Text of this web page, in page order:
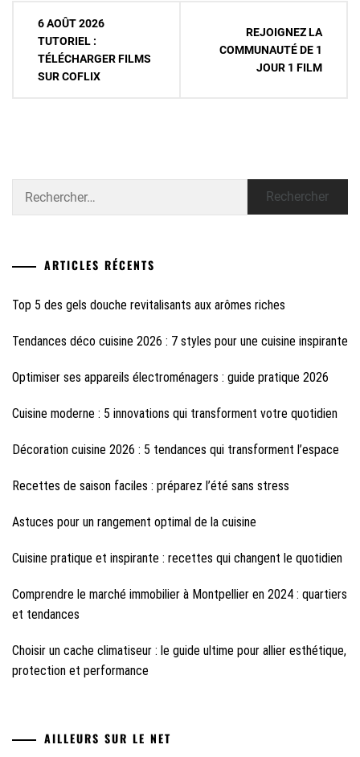
Navigation
l’article
6 AOÛT 2026
TUTORIEL :
TÉLÉCHARGER FILMS
SUR COFLIX
REJOIGNEZ LA
COMMUNAUTÉ DE 1
JOUR 1 FILM
ARTICLES RÉCENTS
Top 5 des gels douche revitalisants aux arômes riches
Tendances déco cuisine 2026 : 7 styles pour une cuisine inspirante
Optimiser ses appareils électroménagers : guide pratique 2026
Cuisine moderne : 5 innovations qui transforment votre quotidien
Décoration cuisine 2026 : 5 tendances qui transforment l’espace
Recettes de saison faciles : préparez l’été sans stress
Astuces pour un rangement optimal de la cuisine
Cuisine pratique et inspirante : recettes qui changent le quotidien
Comprendre le marché immobilier à Montpellier en 2024 : quartiers
et tendances
Choisir un cache climatiseur : le guide ultime pour allier esthétique,
protection et performance
AILLEURS SUR LE NET